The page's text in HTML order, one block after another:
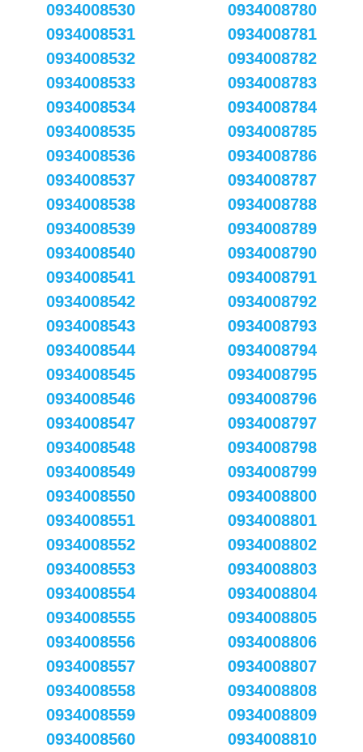
0934008530
0934008531
0934008532
0934008533
0934008534
0934008535
0934008536
0934008537
0934008538
0934008539
0934008540
0934008541
0934008542
0934008543
0934008544
0934008545
0934008546
0934008547
0934008548
0934008549
0934008550
0934008551
0934008552
0934008553
0934008554
0934008555
0934008556
0934008557
0934008558
0934008559
0934008560
0934008780
0934008781
0934008782
0934008783
0934008784
0934008785
0934008786
0934008787
0934008788
0934008789
0934008790
0934008791
0934008792
0934008793
0934008794
0934008795
0934008796
0934008797
0934008798
0934008799
0934008800
0934008801
0934008802
0934008803
0934008804
0934008805
0934008806
0934008807
0934008808
0934008809
0934008810